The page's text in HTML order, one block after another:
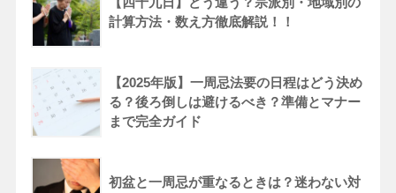
計算方法・数え方徹底解説！！
【2025年版】一周忌法要の日程はどう決め
る？後ろ倒しは避けるべき？準備とマナー
まで完全ガイド
初盆と一周忌が重なるときは？迷わない対